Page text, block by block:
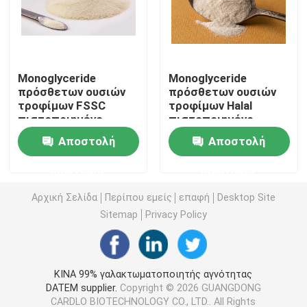
E471 γαλακτωματοποιητής τροφίμων
Γαλακτωματοποιητής ποιότητας τροφίμων
Φυσικοί γαλακτωματοποιητές τροφίμων
Μονο και diglycerides
Monostearate γλυκερίνης
Γαλακτωματοποιητής βελτιωτών κέικ
Monoglyceride
πρόσθετων ουσιών
τροφίμων FSSC
πιστοποιημένο
αποσταγμένο μη
γαλακτοκομικό
συστατικό
Αποστολή
Monoglyceride
πρόσθετων ουσιών
τροφίμων Halal
πιστοποιημένο
αποσταγμένο
Whitener καφέ
συστατικό
Αποστολή
Αρχική Σελίδα Περίπου εμείς επαφή
Desktop Site
Sitemap
Privacy Policy
ΚΙΝΑ 99% γαλακτωματοποιητής αγνότητας
DATEM supplier. Copyright © 2026 GUANGDONG
CARDLO BIOTECHNOLOGY CO., LTD.. All Rights